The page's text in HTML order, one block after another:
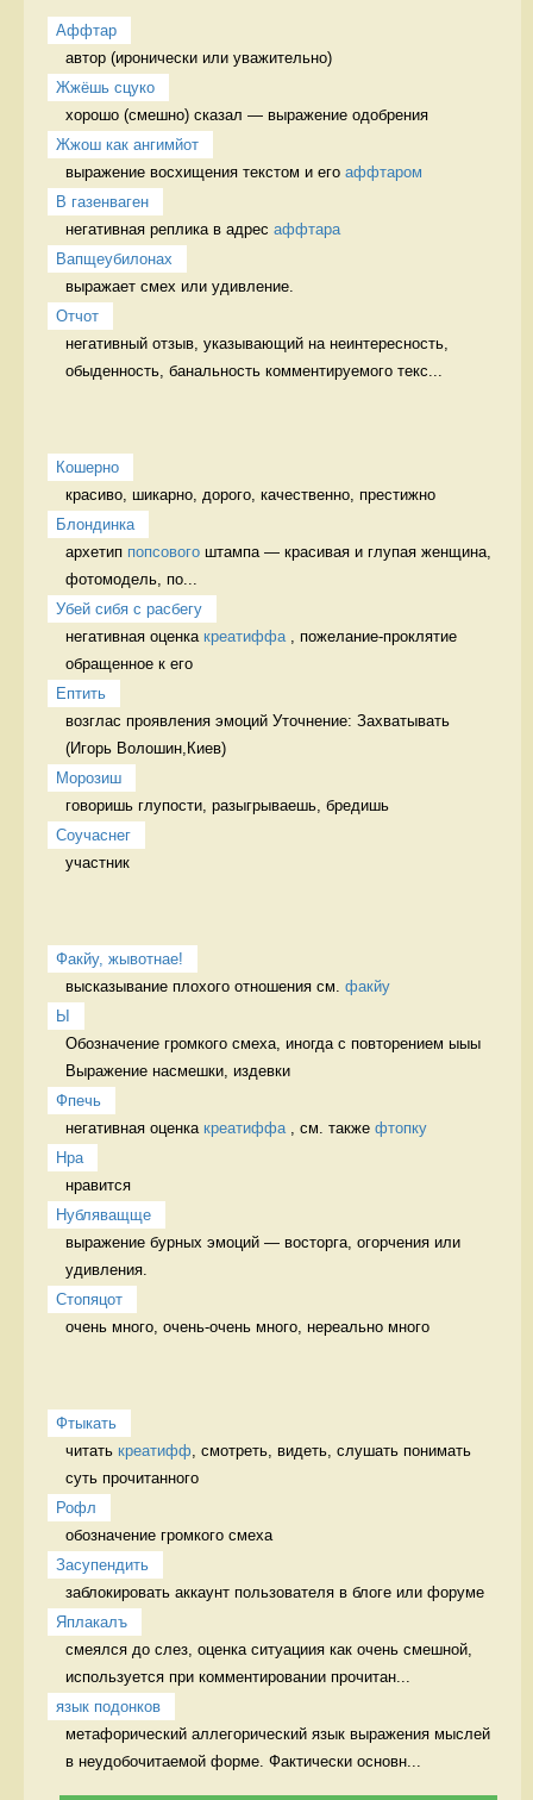
Аффтар
автор (иронически или уважительно)
Жжёшь сцуко
хорошо (смешно) сказал — выражение одобрения
Жжош как ангимйот
выражение восхищения текстом и его аффтаром
В газенваген
негативная реплика в адрес аффтара
Вапщеубилонах
выражает смех или удивление.
Отчот
негативный отзыв, указывающий на неинтересность,
обыденность, банальность комментируемого текс...
Кошерно
красиво, шикарно, дорого, качественно, престижно
Блондинка
архетип попсового штампа — красивая и глупая женщина,
фотомодель, по...
Убей сибя с расбегу
негативная оценка креатиффа , пожелание-проклятие
обращенное к его
Ептить
возглас проявления эмоций Уточнение: Захватывать
(Игорь Волошин,Киев)
Морозиш
говоришь глупости, разыгрываешь, бредишь
Соучаснег
участник
Факйу, жывотнае!
высказывание плохого отношения см. факйу
Ы
Обозначение громкого смеха, иногда с повторением ыыы
Выражение насмешки, издевки
Фпечь
негативная оценка креатиффа , см. также фтопку
Нра
нравится
Нубляващще
выражение бурных эмоций — восторга, огорчения или
удивления.
Стопяцот
очень много, очень-очень много, нереально много
Фтыкать
читать креатифф , смотреть, видеть, слушать понимать
суть прочитанного
Рофл
обозначение громкого смеха
Засупендить
заблокировать аккаунт пользователя в блоге или форуме
Яплакалъ
смеялся до слез, оценка ситуациия как очень смешной,
используется при комментировании прочитан...
язык подонков
метафорический аллегорический язык выражения мыслей
в неудобочитаемой форме. Фактически основн...